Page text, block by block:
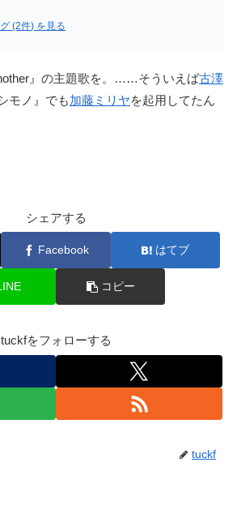
(2件) を見る
』の主題歌を。……そういえば古澤
モノ』でも加藤ミリヤを起用してたん
シェアする
Facebook はてブ
コピー
tuckfをフォローする
tuckf